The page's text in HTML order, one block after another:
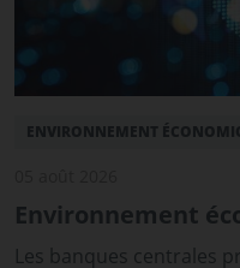
ENVIRONNEMENT
Environnement
Les banques centrales